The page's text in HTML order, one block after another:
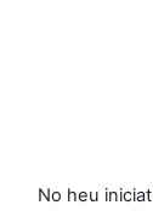
No heu